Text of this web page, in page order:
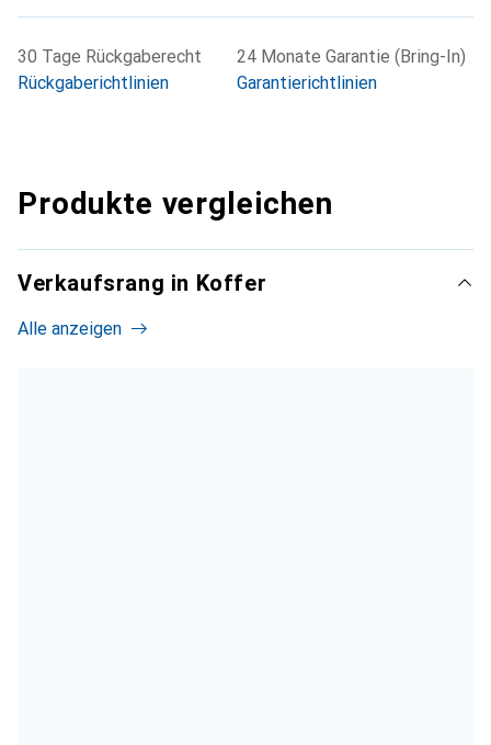
30 Tage Rückgaberecht
Rückgaberichtlinien
24 Monate Garantie (Bring-In)
Garantierichtlinien
Produkte vergleichen
Verkaufsrang in Koffer
Alle anzeigen